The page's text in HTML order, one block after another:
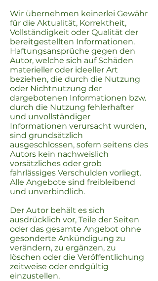
Wir übernehmen keinerlei Gewähr
für die Aktualität, Korrektheit,
Vollständigkeit oder Qualität der
bereitgestellten Informationen.
Haftungsansprüche gegen den
Autor, welche sich auf Schäden
materieller oder ideeller Art
beziehen, die durch die Nutzung
oder Nichtnutzung der
dargebotenen Informationen bzw.
durch die Nutzung fehlerhafter
und unvollständiger
Informationen verursacht wurden,
sind grundsätzlich
ausgeschlossen, sofern seitens des
Autors kein nachweislich
vorsätzliches oder grob
fahrlässiges Verschulden vorliegt.
Alle Angebote sind freibleibend
und unverbindlich.
Der Autor behält es sich
ausdrücklich vor, Teile der Seiten
oder das gesamte Angebot ohne
gesonderte Ankündigung zu
verändern, zu ergänzen, zu
löschen oder die Veröffentlichung
zeitweise oder endgültig
einzustellen.